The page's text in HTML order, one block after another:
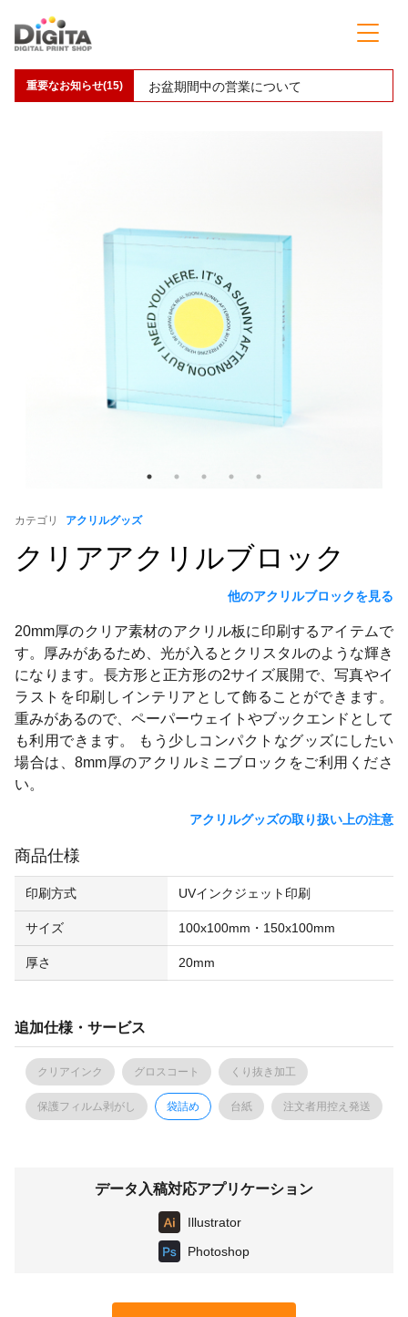
重要なお知らせ(15)
データ入稿対応アプリケーション
Illustrator
Photoshop
カテゴリ アクリルグッズ
クリアアクリルブロック
他のアクリルブロックを見る
20mm厚のクリア素材のアクリル板に印刷するアイテムで
す。厚みがあるため、光が入るとクリスタルのような輝き
になります。長方形と正方形の2サイズ展開で、写真やイ
ラストを印刷しインテリアとして飾ることができます。
重みがあるので、ペーパーウェイトやブックエンドとして
も利用できます。 もう少しコンパクトなグッズにしたい
場合は、8mm厚のアクリルミニブロックをご利用くださ
い。
アクリルグッズの取り扱い上の注意
商品仕様
印刷方式 UVインクジェット印刷
サイズ 100x100mm・150x100mm
厚さ 20mm
追加仕様・サービス
クリアインク グロスコート くり抜き加工
保護フィルム剥がし 袋詰め 台紙 注文者用控え発送